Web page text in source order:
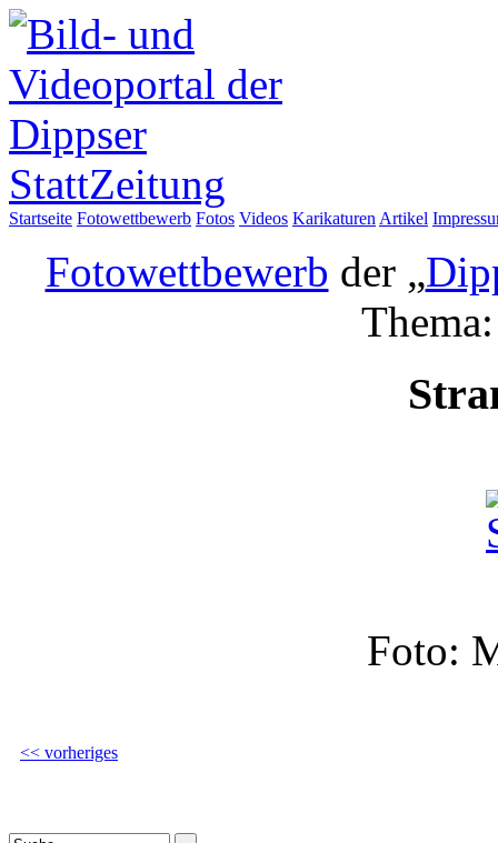
Startseite Fotowettbewerb Fotos Videos Karikaturen Artikel
Fotowettbewerb der „
Foto:
<< vorheriges